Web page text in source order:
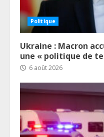
Politique
Ukraine : Macron
une « politique de
6 août 2026